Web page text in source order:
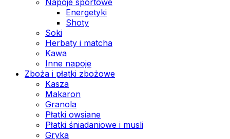
Energetyki
Shoty
Soki
Herbaty i matcha
Kawa
Inne napoje
Zboża i płatki zbożowe
Kasza
Makaron
Granola
Płatki owsiane
Płatki śniadaniowe i musli
Gryka